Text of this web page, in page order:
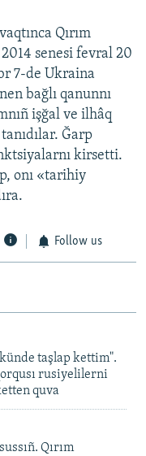
Qırım
senesi fevral 20
7-de Ukraina
bağlı qanunnı
işğal ve ilhâq
Ğarp
kirsetti.
onı «tarihiy
Follow us
taşlap kettim".
rusiyelilerni
quva
Qırım